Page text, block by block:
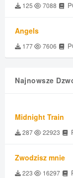
125 7088
Angels
177 7606
Najnowsze
Midnight Train
287 22923
Zwodzisz mnie
223 16297